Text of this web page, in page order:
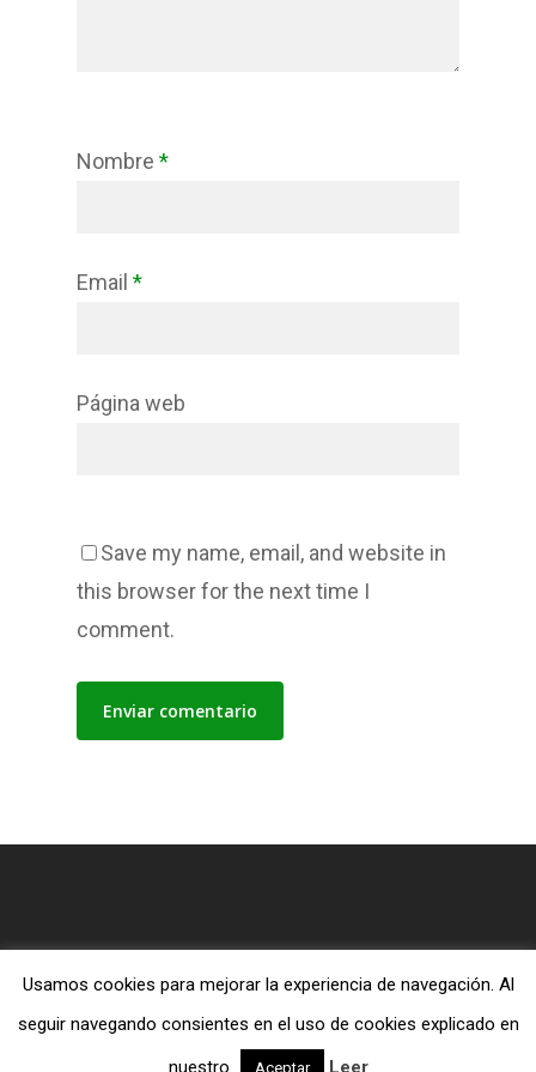
Nombre *
Email *
Página web
Save my name, email, and website in
this browser for the next time I
comment.
facebook
RSS
Usamos cookies para mejorar la experiencia de navegación. Al
seguir navegando consientes en el uso de cookies explicado en
nuestro
Aceptar Leer